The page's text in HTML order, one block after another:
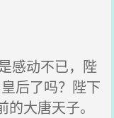
感动不已，陛
后了吗？陛下
大唐天子。